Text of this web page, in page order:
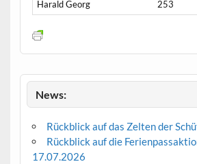
Harald Georg
253
News:
Rückblick auf das Zelten der
Rückblick auf die
17.07.2026